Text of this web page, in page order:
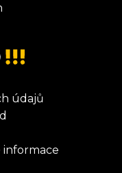
údajů
informace